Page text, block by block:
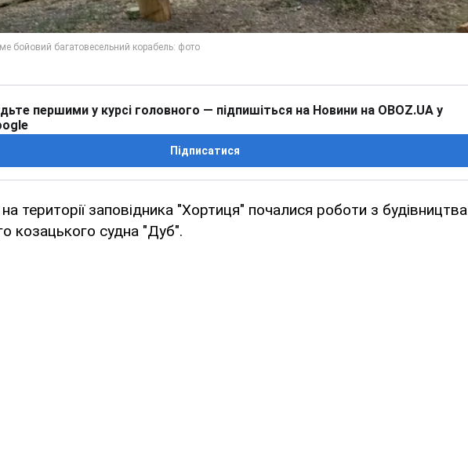
першими у курсі головного — підпишіться на Новини на OBOZ.UA у
Підписатися
території заповідника "Хортиця" почалися роботи з будівництва
козацького судна "Дуб".